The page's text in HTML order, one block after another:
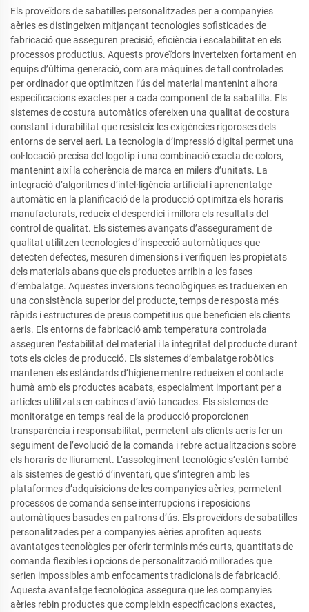
Els proveïdors de sabatilles personalitzades per a companyies
aèries es distingeixen mitjançant tecnologies sofisticades de
fabricació que asseguren precisió, eficiència i escalabilitat en els
processos productius. Aquests proveïdors inverteixen fortament en
equips d’última generació, com ara màquines de tall controlades
per ordinador que optimitzen l’ús del material mantenint alhora
especificacions exactes per a cada component de la sabatilla. Els
sistemes de costura automàtics ofereixen una qualitat de costura
constant i durabilitat que resisteix les exigències rigoroses dels
entorns de servei aeri. La tecnologia d’impressió digital permet una
col·locació precisa del logotip i una combinació exacta de colors,
mantenint així la coherència de marca en milers d’unitats. La
integració d’algoritmes d’intel·ligència artificial i aprenentatge
automàtic en la planificació de la producció optimitza els horaris
manufacturats, redueix el desperdici i millora els resultats del
control de qualitat. Els sistemes avançats d’assegurament de
qualitat utilitzen tecnologies d’inspecció automàtiques que
detecten defectes, mesuren dimensions i verifiquen les propietats
dels materials abans que els productes arribin a les fases
d’embalatge. Aquestes inversions tecnològiques es tradueixen en
una consistència superior del producte, temps de resposta més
ràpids i estructures de preus competitius que beneficien els clients
aeris. Els entorns de fabricació amb temperatura controlada
asseguren l’estabilitat del material i la integritat del producte durant
tots els cicles de producció. Els sistemes d’embalatge robòtics
mantenen els estàndards d’higiene mentre redueixen el contacte
humà amb els productes acabats, especialment important per a
articles utilitzats en cabines d’avió tancades. Els sistemes de
monitoratge en temps real de la producció proporcionen
transparència i responsabilitat, permetent als clients aeris fer un
seguiment de l’evolució de la comanda i rebre actualitzacions sobre
els horaris de lliurament. L’assolegiment tecnològic s’estén també
als sistemes de gestió d’inventari, que s’integren amb les
plataformes d’adquisicions de les companyies aèries, permetent
processos de comanda sense interrupcions i reposicions
automàtiques basades en patrons d’ús. Els proveïdors de sabatilles
personalitzades per a companyies aèries aprofiten aquests
avantatges tecnològics per oferir terminis més curts, quantitats de
comanda flexibles i opcions de personalització millorades que
serien impossibles amb enfocaments tradicionals de fabricació.
Aquesta avantatge tecnològica assegura que les companyies
aèries rebin productes que compleixin especificacions exactes,